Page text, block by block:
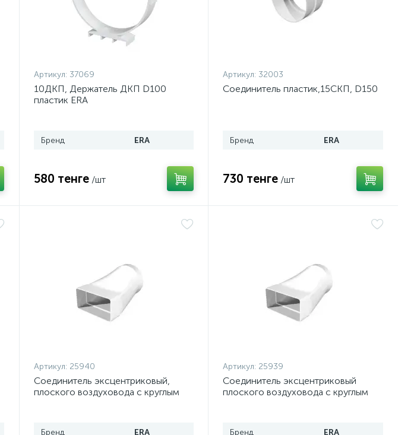
Артикул: 37069
10ДКП, Держатель ДКП D100
пластик ERA
Бренд ERA
580 тенге /шт
Артикул: 32003
Соединитель пластик,15СКП, D150
Бренд ERA
730 тенге /шт
Артикул: 25940
Соединитель эксцентриковый,
плоского воздуховода с круглым
Бренд ERA
Артикул: 25939
Соединитель эксцентриковый
плоского воздуховода с круглым
Бренд ERA